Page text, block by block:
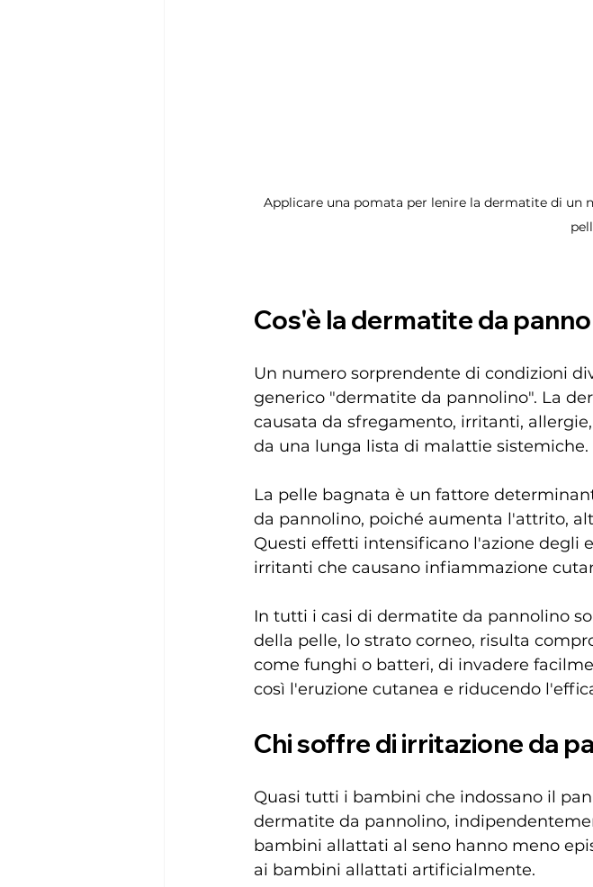
Applicare una pomata per lenire la dermatite di un
Cos'è la dermatite da
Un numero sorprendente di condizioni
generico "dermatite da pannolino". La
causata da sfregamento, irritanti,
da una lunga lista di malattie sistemiche.
La pelle bagnata è un fattore
da pannolino, poiché aumenta l'attrito,
Questi effetti intensificano l'azione degli
irritanti che causano infiammazione
In tutti i casi di dermatite da pannolino
della pelle, lo strato corneo, risulta
come funghi o batteri, di invadere
così l'eruzione cutanea e riducendo
Chi soffre di irritazione da
Quasi tutti i bambini che indossano il
dermatite da pannolino,
bambini allattati al seno hanno meno
ai bambini allattati artificialmente.